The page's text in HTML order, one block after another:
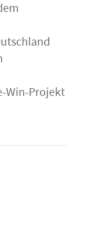
Win-Projekt